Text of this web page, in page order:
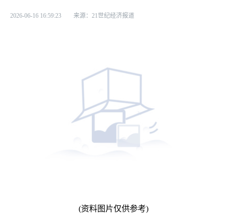
2026-06-16 16:59:23 来源：21世纪经济报道
(资料图片仅供参考)